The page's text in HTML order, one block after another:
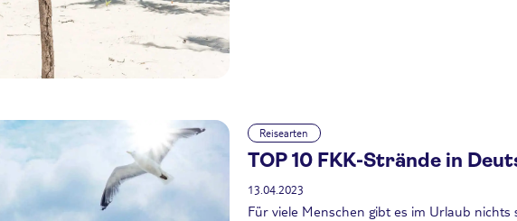
Reisearten
TOP 10 FKK-Strände in
13.04.2023
Für viele Menschen gibt es im Urlaub